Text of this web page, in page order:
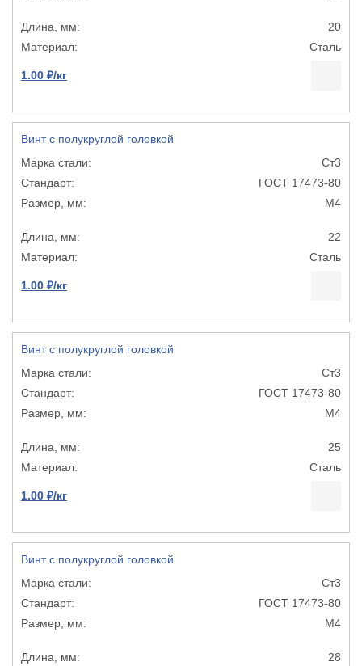
20
Сталь
1.00 ₽/кг
Винт с полукруглой головкой
Ст3
ГОСТ 17473-80
М4
22
Сталь
1.00 ₽/кг
Винт с полукруглой головкой
Ст3
ГОСТ 17473-80
М4
25
Сталь
1.00 ₽/кг
Винт с полукруглой головкой
Ст3
ГОСТ 17473-80
М4
28